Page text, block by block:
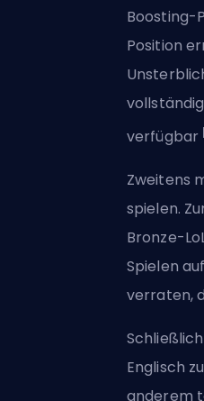
Boosting-
Position
verfügbar
Zweitens
spielen.
Bronze-
Spielen
verraten,
Englisch
anderem